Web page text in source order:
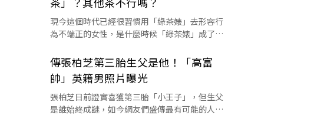
現今這個時代已經很習慣用「綠茶婊」去形容行
為不端正的女性，是什麼時候「綠茶婊」成了罵
傳張柏芝第三胎生父是他！「高富
帥」英籍男照片曝光
張柏芝日前證實喜獲第三胎「小王子」，但生父
是誰始終成謎，如今網友們盛傳最有可能的人選